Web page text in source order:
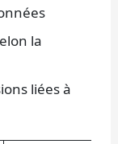
la
liées à